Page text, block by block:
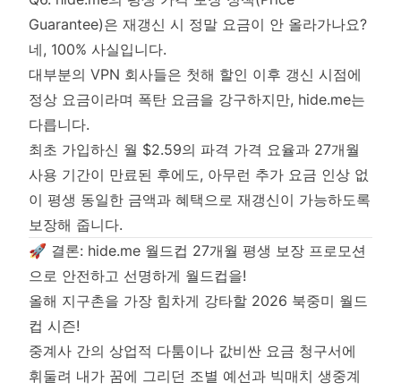
Guarantee)은 재갱신 시 정말 요금이 안 올라가나요?
네, 100% 사실입니다.
대부분의 VPN 회사들은 첫해 할인 이후 갱신 시점에
정상 요금이라며 폭탄 요금을 강구하지만, hide.me는
다릅니다.
최초 가입하신 월 $2.59의 파격 가격 요율과 27개월
사용 기간이 만료된 후에도, 아무런 추가 요금 인상 없
이 평생 동일한 금액과 혜택으로 재갱신이 가능하도록
보장해 줍니다.
🚀 결론: hide.me 월드컵 27개월 평생 보장 프로모션
으로 안전하고 선명하게 월드컵을!
올해 지구촌을 가장 힘차게 강타할 2026 북중미 월드
컵 시즌!
중계사 간의 상업적 다툼이나 값비싼 요금 청구서에
휘둘려 내가 꿈에 그리던 조별 예선과 빅매치 생중계